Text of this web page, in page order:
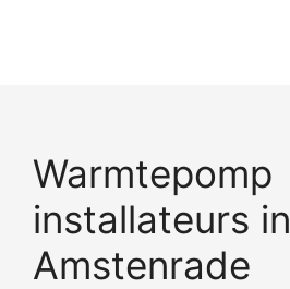
Warmtepomp
installateurs in
Amstenrade